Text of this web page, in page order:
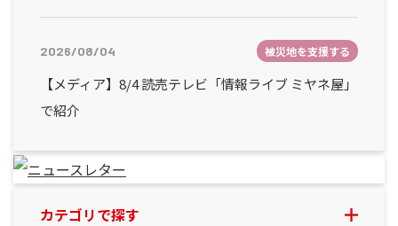
2026/08/04 被災地を支援する
【メディア】8/4 読売テレビ「情報ライブ ミヤネ屋」
で紹介
カテゴリで探す